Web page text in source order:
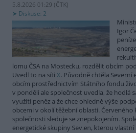
5.8.2026 01:29 (ČTK)
Diskuse: 2
Igor
lomu ČSA na Mostecku, rozdělit obcím
Uvedl to na síti X. Původně chtěla Severní
obcím prostřednictvím Státního fondu
v pondělí ale společnost uvedla, že hodlá
využití peněz a že chce ohledně výše
obcemi v okolí těžební oblasti.
společnosti sleduje se znepokojením.
energetické skupiny Sev.en, kterou vlastní